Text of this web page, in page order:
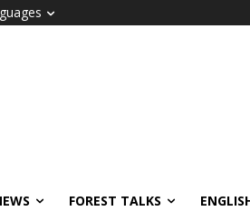
FOREST TALKS